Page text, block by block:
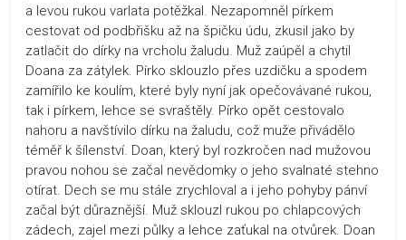
a levou rukou varlata potěžkal. Nezapomněl pírkem
cestovat od podbřišku až na špičku údu, zkusil jako by
zatlačit do dírky na vrcholu žaludu. Muž zaúpěl a chytil
Doana za zátylek. Pírko sklouzlo přes uzdičku a spodem
zamířilo ke koulím, které byly nyní jak opečovávané rukou,
tak i pírkem, lehce se svraštěly. Pírko opět cestovalo
nahoru a navštívilo dírku na žaludu, což muže přivádělo
téměř k šílenství. Doan, který byl rozkročen nad mužovou
pravou nohou se začal nevědomky o jeho svalnaté stehno
otírat. Dech se mu stále zrychloval a i jeho pohyby pánví
začal být důraznější. Muž sklouzl rukou po chlapcových
zádech, zajel mezi půlky a lehce zaťukal na otvůrek. Doan